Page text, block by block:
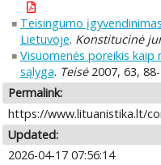
Teisingumo
Lietuvoje. Konstitucinė
Visuomenės poreikis
sąlyga. Teisė2007, 63, 88-
Permalink:
https://www.lituanistika.lt/
Updated:
2026-04-17 07:56:14